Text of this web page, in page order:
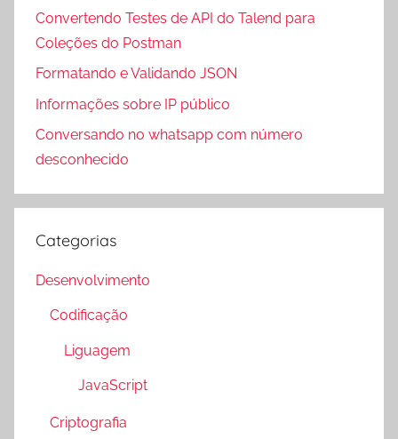
Convertendo Testes de API do Talend para
Coleções do Postman
Formatando e Validando JSON
Informações sobre IP público
Conversando no whatsapp com número
desconhecido
Categorias
Desenvolvimento
Codificação
Liguagem
JavaScript
Criptografia